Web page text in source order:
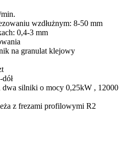
wzdłużnym: 8-50 mm
0,4-3 mm
na granulat klejowy
dwa silniki o mocy 0,25kW , 12000
z frezami profilowymi R2